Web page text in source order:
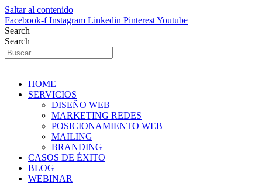
Saltar al contenido
Facebook-f Instagram Linkedin PinterestYoutube
Search
Search
HOME
SERVICIOS
DISEÑO WEB
MARKETING REDES
POSICIONAMIENTO WEB
MAILING
BRANDING
CASOS DE ÉXITO
BLOG
WEBINAR